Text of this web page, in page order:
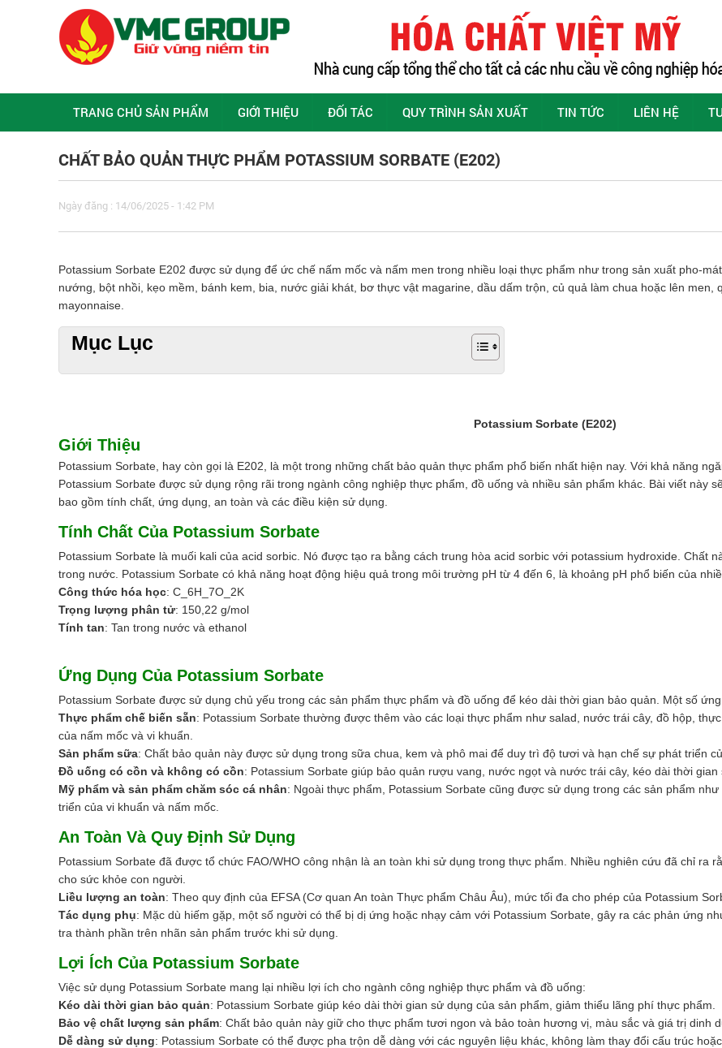
TRANG CHỦ SẢN PHẨM GIỚI THIỆU ĐỐI TÁC QUY TRÌNH SẢN XUẤT TIN TỨC LIÊN HỆ
CHẤT BẢO QUẢN THỰC PHẨM POTASSIUM SORBATE (E202)
Ngày đăng : 14/06/2025 - 1:42 PM
Potassium Sorbate E202 được sử dụng để ức chế nấm mốc và nấm men trong nhiều loại thực phẩm như trong sản xuất pho-
nướng, bột nhồi, kẹo mềm, bánh kem, bia, nước giải khát, bơ thực vật magarine, dầu dấm trộn, củ quả làm chua hoặc lên men,
mayonnaise.
Mục Lục
Potassium Sorbate (E202)
Giới Thiệu
Potassium Sorbate, hay còn gọi là E202, là một trong những chất bảo quản thực phẩm phổ biến nhất hiện nay. Với khả năng
Potassium Sorbate được sử dụng rộng rãi trong ngành công nghiệp thực phẩm, đồ uống và nhiều sản phẩm khác. Bài viết này
bao gồm tính chất, ứng dụng, an toàn và các điều kiện sử dụng.
Tính Chất Của Potassium Sorbate
Potassium Sorbate là muối kali của acid sorbic. Nó được tạo ra bằng cách trung hòa acid sorbic với potassium hydroxide. Chất
trong nước. Potassium Sorbate có khả năng hoạt động hiệu quả trong môi trường pH từ 4 đến 6, là khoảng pH phổ biến của
Công thức hóa học: C_6H_7O_2K
Trọng lượng phân tử: 150,22 g/mol
Tính tan: Tan trong nước và ethanol
Ứng Dụng Của Potassium Sorbate
Potassium Sorbate được sử dụng chủ yếu trong các sản phẩm thực phẩm và đồ uống để kéo dài thời gian bảo quản. Một số
Thực phẩm chế biến sẵn: Potassium Sorbate thường được thêm vào các loại thực phẩm như salad, nước trái cây, đồ hộp,
của nấm mốc và vi khuẩn.
Sản phẩm sữa: Chất bảo quản này được sử dụng trong sữa chua, kem và phô mai để duy trì độ tươi và hạn chế sự phát triển
Đồ uống có cồn và không có cồn: Potassium Sorbate giúp bảo quản rượu vang, nước ngọt và nước trái cây, kéo dài thời
Mỹ phẩm và sản phẩm chăm sóc cá nhân: Ngoài thực phẩm, Potassium Sorbate cũng được sử dụng trong các sản phẩm
triển của vi khuẩn và nấm mốc.
An Toàn Và Quy Định Sử Dụng
Potassium Sorbate đã được tổ chức FAO/WHO công nhận là an toàn khi sử dụng trong thực phẩm. Nhiều nghiên cứu đã chỉ ra
cho sức khỏe con người.
Liều lượng an toàn: Theo quy định của EFSA (Cơ quan An toàn Thực phẩm Châu Âu), mức tối đa cho phép của Potassium
Tác dụng phụ: Mặc dù hiếm gặp, một số người có thể bị dị ứng hoặc nhạy cảm với Potassium Sorbate, gây ra các phản ứng
tra thành phần trên nhãn sản phẩm trước khi sử dụng.
Lợi Ích Của Potassium Sorbate
Việc sử dụng Potassium Sorbate mang lại nhiều lợi ích cho ngành công nghiệp thực phẩm và đồ uống:
Kéo dài thời gian bảo quản: Potassium Sorbate giúp kéo dài thời gian sử dụng của sản phẩm, giảm thiểu lãng phí thực phẩm.
Bảo vệ chất lượng sản phẩm: Chất bảo quản này giữ cho thực phẩm tươi ngon và bảo toàn hương vị, màu sắc và giá trị dinh
Dễ dàng sử dụng: Potassium Sorbate có thể được pha trộn dễ dàng với các nguyên liệu khác, không làm thay đổi cấu trúc